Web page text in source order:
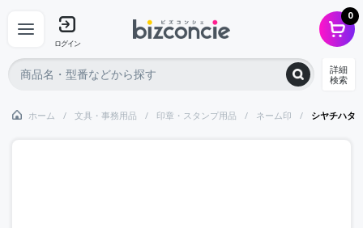
ログイン
0
詳細
検索
ホーム 文具・事務用品 印章・スタンプ用品 ネーム印 シヤチハ